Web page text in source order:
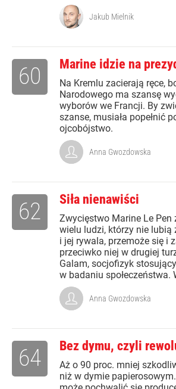
Jakub Mielnik
Marine idzie na
Na Kremlu zacierają ręce,
Narodowego ma szansę
wyborów we Francji. By
szanse, musiała popełnić
ojcobójstwo.
60
Anna Gwozdowska
Siła nienawiści
Zwycięstwo Marine Le Pen
wielu ludzi, którzy nie lubią
i jej rywala, przemoże się i
przeciwko niej w drugiej
Galam, socjofizyk
w badaniu społeczeństwa.
62
Anna Gwozdowska
Bez dymu, czyli
Aż o 90 proc. mniej
niż w dymie
64